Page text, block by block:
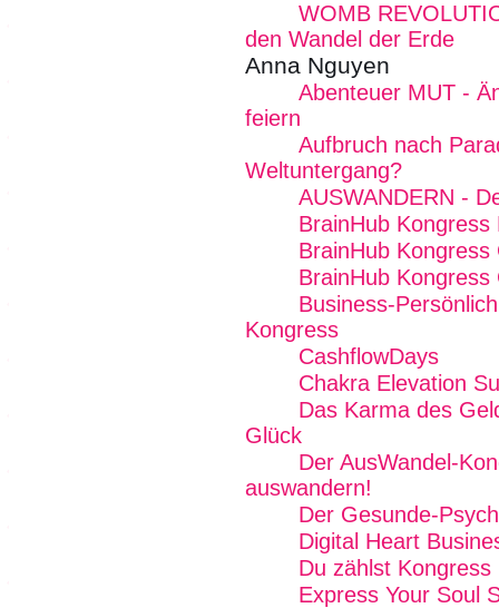
WOMB
den Wandel der Erde
Anna Nguyen
Abenteuer MUT -
feiern
Aufbruch nach
Weltuntergang?
AUSWANDERN -
BrainHub
BrainHub Kongress
BrainHub Kongress
Business-
Kongress
CashflowDays
Chakra Elevation
Das Karma des
Glück
Der AusWandel-
auswandern!
Der Gesunde-
Digital Heart
Du zählst Kongress
Express Your Soul